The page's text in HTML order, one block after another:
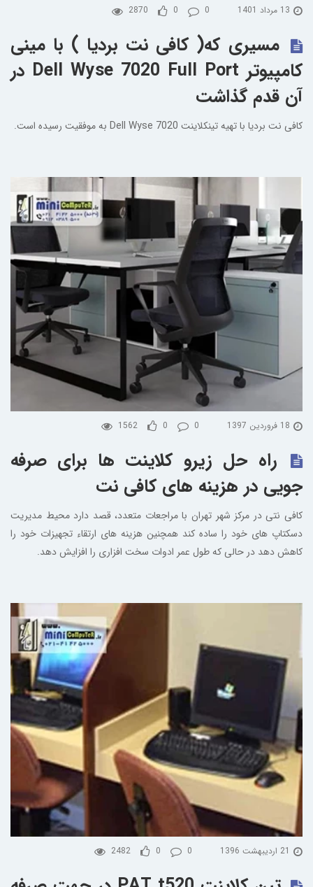
13 مرداد 1401 2870 0 0
مسیری که( کافی نت بردیا ) با مینی
کامپیوتر Dell Wyse 7020 Full Port در
آن قدم گذاشت
کافی نت بردیا با تهیه تینکلاینت Dell Wyse 7020 به موفقیت رسیده است.
18 فروردین 1397 1562 0 0
راه حل زیرو کلاینت ها برای صرفه
جویی در هزینه های کافی نت
کافی نتی در مرکز شهر تهران با مراجعات متعدد، قصد دارد محیط مدیریت
دسکتاپ های خود را ساده کند همچنین هزینه های ارتقاء تجهیزات خود را
کاهش دهد در حالی که طول عمر ادوات سخت افزاری را افزایش دهد.
21 اردیبهشت 1396 2482 0 0